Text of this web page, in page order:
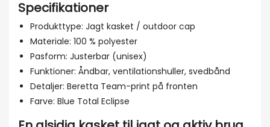
Specifikationer
Produkttype: Jagt kasket / outdoor cap
Materiale: 100 % polyester
Pasform: Justerbar (unisex)
Funktioner: Åndbar, ventilationshuller, svedbånd
Detaljer: Beretta Team-print på fronten
Farve: Blue Total Eclipse